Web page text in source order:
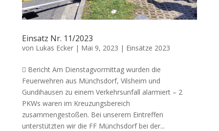
Einsatz Nr. 11/2023
von Lukas Ecker| Mai 9, 2023 | Einsätze 2023
 Bericht Am Dienstagvormittag wurden die
Feuerwehren aus Münchsdorf, Vilsheim und
Gundihausen zu einem Verkehrsunfall alarmiert – 2
PKWs waren im Kreuzungsbereich
zusammengestoßen. Bei unserem Eintreffen
unterstützten wir die FF Münchsdorf bei der...